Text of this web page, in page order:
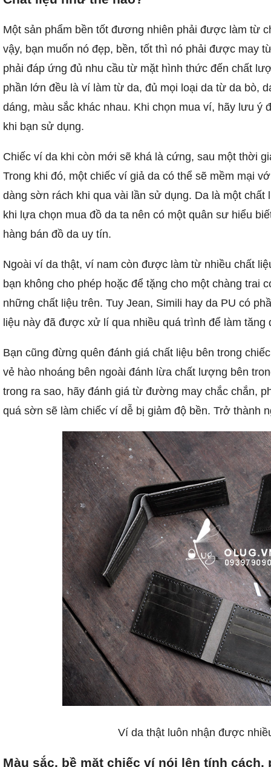
Một sản phẩm bền tốt đương nhiên phải được làm từ
vậy, bạn muốn nó đẹp, bền, tốt thì nó phải được may
phải đáp ứng đủ nhu cầu từ mặt hình thức đến chất
phần lớn đều là ví làm từ da, đủ mọi loại da từ da bò,
dáng, màu sắc khác nhau. Khi chọn mua ví, hãy lưu
khi bạn sử dụng.
Chiếc ví da khi còn mới sẽ khá là cứng, sau một thời
Trong khi đó, một chiếc ví giả da có thể sẽ mềm mại
dàng sờn rách khi qua vài lần sử dụng. Da là một
khi lựa chọn mua đồ da ta nên có một quân sư hiểu
hàng bán đồ da uy tín.
Ngoài ví da thật, ví nam còn được làm từ nhiều chất
bạn không cho phép hoặc để tặng cho một chàng
những chất liệu trên. Tuy Jean, Simili hay da PU có
liệu này đã được xử lí qua nhiều quá trình để làm tăng
Bạn cũng đừng quên đánh giá chất liệu bên trong
vẻ hào nhoáng bên ngoài đánh lừa chất lượng bên
trong ra sao, hãy đánh giá từ đường may chắc chắn,
quá sờn sẽ làm chiếc ví dễ bị giảm độ bền. Trở thành
Ví da thật luôn nhận được
Màu sắc, bề mặt chiếc ví nói lên tính